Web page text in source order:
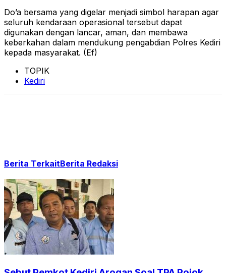
Do’a bersama yang digelar menjadi simbol harapan agar
seluruh kendaraan operasional tersebut dapat
digunakan dengan lancar, aman, dan membawa
keberkahan dalam mendukung pengabdian Polres Kediri
kepada masyarakat. (Ef)
TOPIK
Kediri
Berita TerkaitBerita Redaksi